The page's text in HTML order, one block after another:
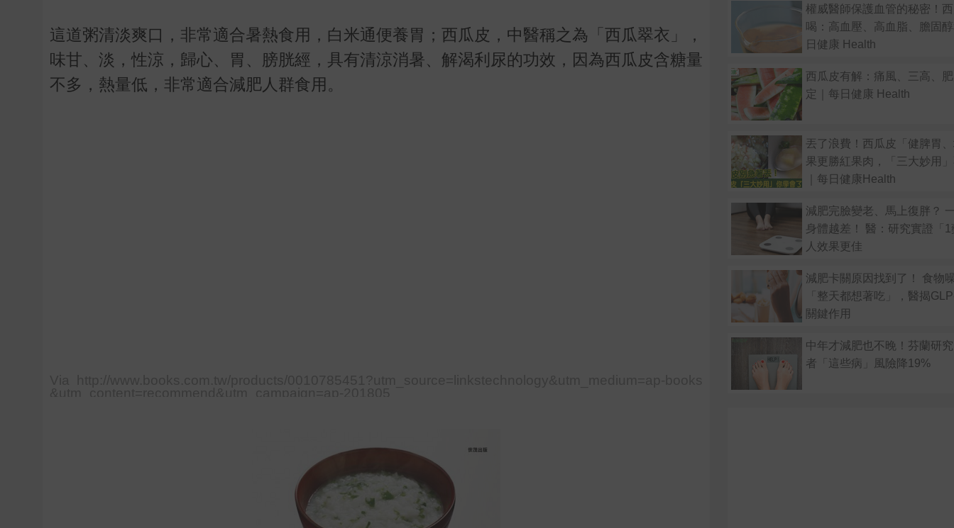
這道粥清淡爽口，非常適合暑熱食用，白米通便養胃；西瓜皮，中醫稱之為「西瓜翠衣」，
味甘、淡，性涼，歸心、胃、膀胱經，具有清涼消暑、解渴利尿的功效，因為西瓜皮含糖量
不多，熱量低，非常適合減肥人群食用。
權威醫師保護血管的秘密！
喝：高血壓、高血脂、膽固
日健康 Health
西瓜皮有解：痛風、三高、
定｜每日健康 Health
丟了浪費！西瓜皮「健脾胃
果更勝紅果肉，「三大妙用
｜每日健康Health
減肥完臉變老、馬上復胖？
身體越差！ 醫：研究實證「
人效果更佳
減肥卡關原因找到了！ 食物
「整天都想著吃」，醫揭
關鍵作用
中年才減肥也不晚！芬蘭研
者「這些病」風險降19%